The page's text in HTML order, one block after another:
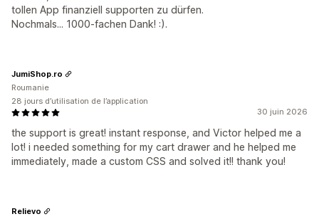
tollen App finanziell supporten zu dürfen.
Nochmals... 1000-fachen Dank! :).
30 juin 2026
the support is great! instant response, and Victor helped me a
lot! i needed something for my cart drawer and he helped me
immediately, made a custom CSS and solved it!! thank you!
JumiShop.ro
Roumanie
28 jours d’utilisation de l’application
Relievo